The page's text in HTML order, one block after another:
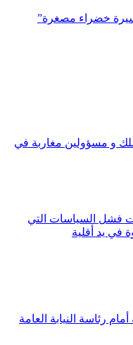
خضراء مصغرة”
و مسؤولين مغاربة في
فشل السياسات التي
في يد أقلية
رئاسة النيابة العامة